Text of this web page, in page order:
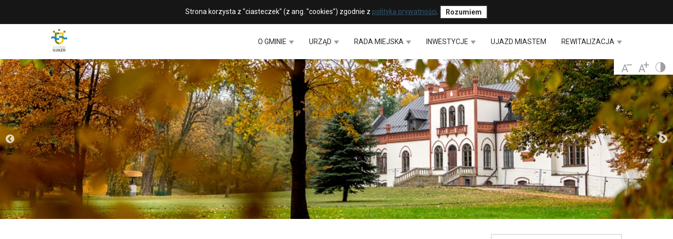
Strona korzysta z "ciasteczek" (z ang. "cookies") zgodnie z polityką prywatności Rozumiem
O GMINIE URZĄD RADA MIEJSKA INWESTYCJE UJAZD MIASTEM REWITALIZACJA